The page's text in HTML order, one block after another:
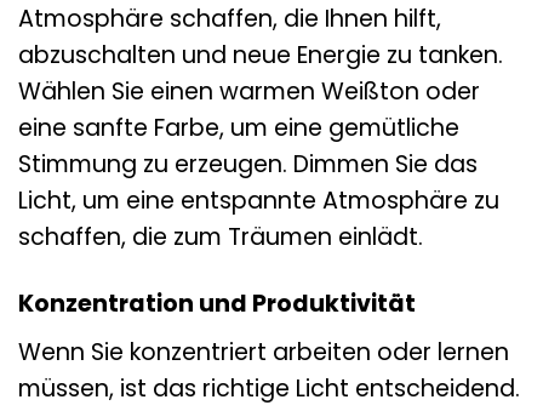
Atmosphäre schaffen, die Ihnen hilft,
abzuschalten und neue Energie zu tanken.
Wählen Sie einen warmen Weißton oder
eine sanfte Farbe, um eine gemütliche
Stimmung zu erzeugen. Dimmen Sie das
Licht, um eine entspannte Atmosphäre zu
schaffen, die zum Träumen einlädt.
Konzentration und Produktivität
Wenn Sie konzentriert arbeiten oder lernen
müssen, ist das richtige Licht entscheidend.